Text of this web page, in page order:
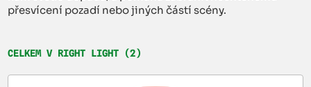
přesvícení pozadí nebo jiných částí scény.
CELKEM V RIGHT LIGHT (2)